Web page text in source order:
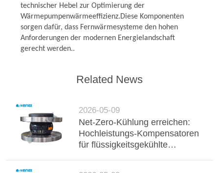
technischer Hebel zur Optimierung der
Wärmepumpenwärmeeffizienz.Diese Komponenten
sorgen dafür, dass Fernwärmesysteme den hohen
Anforderungen der modernen Energielandschaft
gerecht werden..
Related News
2026-05-09
Net-Zero-Kühlung erreichen:
Hochleistungs-Kompensatoren
für flüssigkeitsgekühlte